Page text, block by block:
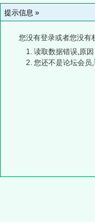
提示信息 »
您没有登录或者您没有
读取数据错误,原
您还不是论坛会员